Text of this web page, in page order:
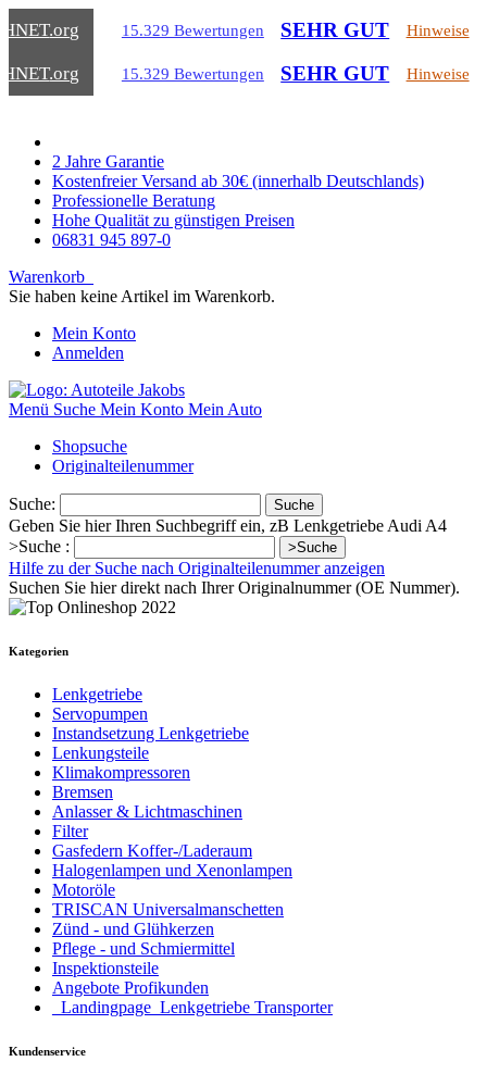
.org 15.329 Bewertungen SEHR GUT Hinweise
.org 15.329 Bewertungen SEHR GUT Hinweise
2 Jahre Garantie
Kostenfreier Versand ab 30€ (innerhalb Deutschlands)
Professionelle Beratung
Hohe Qualität zu günstigen Preisen
06831 945 897-0
Warenkorb
Sie haben keine Artikel im Warenkorb.
Mein Konto
Anmelden
Menü Suche Mein Konto Mein Auto
Shopsuche
Originalteilenummer
Suche: Suche
Geben Sie hier Ihren Suchbegriff ein, zB Lenkgetriebe Audi A4
>Suche :
>Suche
Hilfe zu der Suche nach Originalteilenummer anzeigen
Suchen Sie hier direkt nach Ihrer Originalnummer (OE Nummer).
Kategorien
Lenkgetriebe
Servopumpen
Instandsetzung Lenkgetriebe
Lenkungsteile
Klimakompressoren
Bremsen
Anlasser & Lichtmaschinen
Filter
Gasfedern Koffer-/Laderaum
Halogenlampen und Xenonlampen
Motoröle
TRISCAN Universalmanschetten
Zünd - und Glühkerzen
Pflege - und Schmiermittel
Inspektionsteile
Angebote Profikunden
_Landingpage_Lenkgetriebe Transporter
Kundenservice